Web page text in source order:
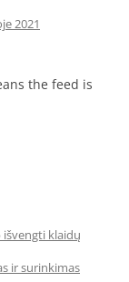
2021
the feed is
išvengti klaidų
ir surinkimas